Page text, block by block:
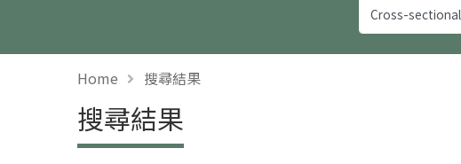
Home 搜尋結果
搜尋結果